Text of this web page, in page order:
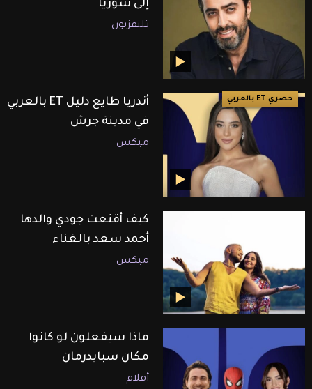
إلى سوريا
تليفزيون
حصري ET بالعربي
أندريا طايع دليل ET بالعربي
في مدينة جرش
ميكس
كيف أقنعت جودي والدها
أحمد سعد بالغناء
ميكس
ماذا سيفعلون لو كانوا
مكان سبايدرمان
أفلام